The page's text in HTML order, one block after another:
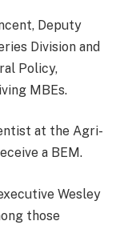
Deputy
Division and
Policy,
MBEs.
at the Agri-
a BEM.
Wesley
those